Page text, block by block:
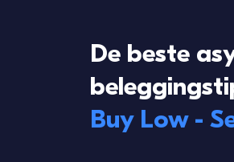
De beste
Buy Low -